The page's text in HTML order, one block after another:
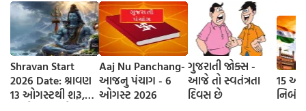
Shravan Start
2026 Date: શ્રાવણ
13 ઓગસ્ટથી શરૂ,
Aaj Nu Panchang-
આજનુ પંચાગ - 6
ઓગસ્ટ 2026
ગુજરાતી જોક્સ -
આજે તો સ્વતંત્રતા
દિવસ છે
15
નિબંધ